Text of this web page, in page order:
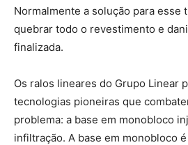
Normalmente a solução para esse
quebrar todo o revestimento e
finalizada.
Os ralos lineares do Grupo Linear
tecnologias pioneiras que
problema: a base em monobloco
infiltração. A base em monobloco